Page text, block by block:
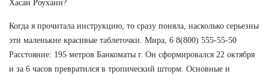
Хасан Роухани?
Когда я прочитала инструкцию, то сразу поняла, насколько серьезны
эти маленькие красивые таблеточки. Мира, 6 8(800) 555-55-50
Расстояние: 195 метров Банкоматы г. Он сформировался 22 октября
и за 6 часов превратился в тропический шторм. Основные и